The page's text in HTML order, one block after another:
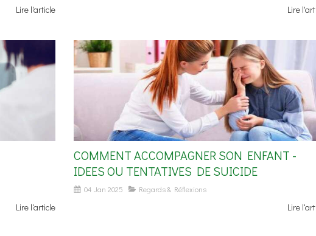
Lire l'article Lire
Lire l'article
COMMENT ACCOMPAGNER SON ENFANT -
IDEES OU TENTATIVES DE SUICIDE
04 Jan 2025 Regards & Réflexions
Lire